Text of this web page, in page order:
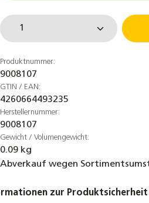
Produkt Anzahl: Gib
Produktnummer:
9008107
GTIN / EAN:
4260664493235
Herstellernummer:
9008107
Gewicht / Volumengewicht:
0.09 kg
Abverkauf wegen
zur Produktsicherheit